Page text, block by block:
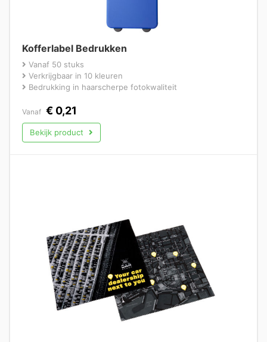
Kofferlabel Bedrukken
Vanaf 50 stuks
Verkrijgbaar in 10 kleuren
Bedrukking in haarscherpe fotokwaliteit
Vanaf € 0,21
Bekijk product